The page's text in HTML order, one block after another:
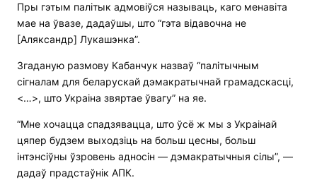
Пры гэтым палітык адмовіўся называць, каго менавіта
мае на ўвазе, дадаўшы, што “гэта відавочна не
[Аляксандр] Лукашэнка”.
Згаданую размову Кабанчук назваў “палітычным
сігналам для беларускай дэмакратычнай грамадскасці,
<…>, што Украіна звяртае ўвагу” на яе.
“Мне хочацца спадзявацца, што ўсё ж мы з Украінай
цяпер будзем выходзіць на больш цесны, больш
інтэнсіўны ўзровень адносін — дэмакратычныя сілы”, —
дадаў прадстаўнік АПК.